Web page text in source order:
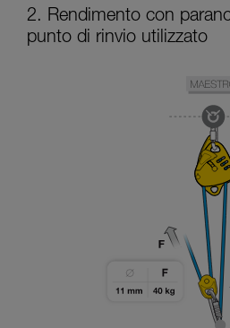
2. Rendimento con
punto di rinvio utilizzato